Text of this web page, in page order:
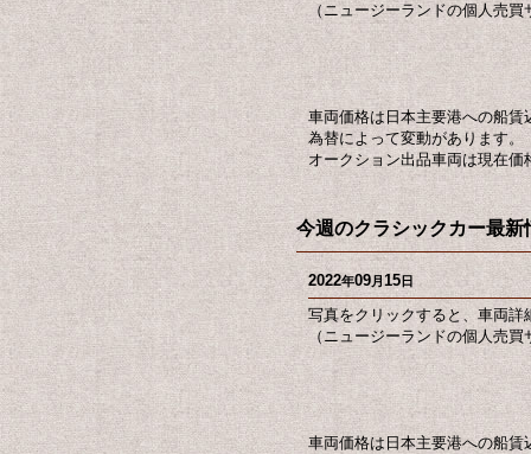
（ニュージーランドの個人売
車両価格は日本主要港への船賃
為替によって変動があります。
オークション出品車両は現在価
今週のクラシックカー最新
2022年09月15日
写真をクリックすると、車両詳
（ニュージーランドの個人売
車両価格は日本主要港への船賃